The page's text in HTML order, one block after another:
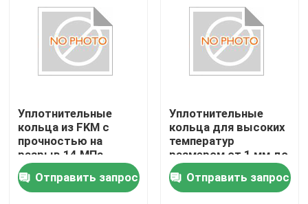
Уплотнительные
кольца из FKM с
прочностью на
разрыв 14 МПа,
отличной
озоностойкостью и
соответствием
Отправить запрос
Уплотнительные
кольца для высоких
температур
размером от 1 мм до
1000 мм,
подходящие для
экстремальных
Отправить запрос